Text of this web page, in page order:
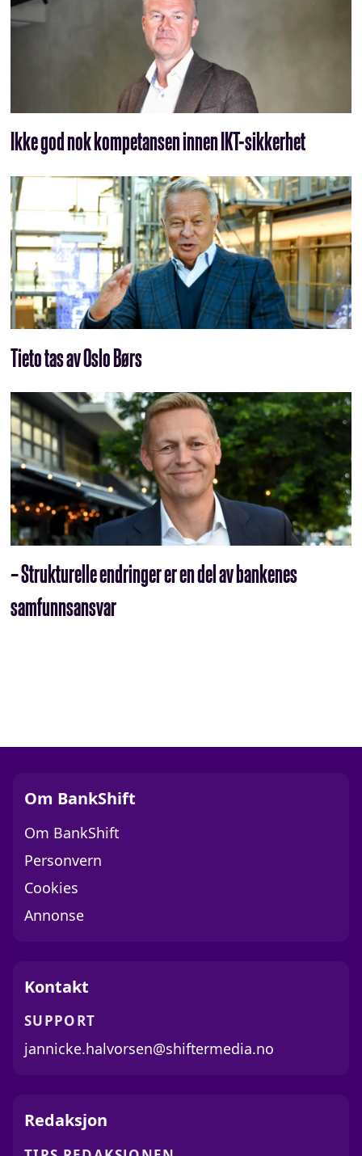
Ikke god nok kompetansen innen IKT-sikkerhet
Tieto tas av Oslo Børs
– Strukturelle endringer er en del av bankenes
samfunnsansvar
Om BankShift
Om BankShift
Personvern
Cookies
Annonse
Kontakt
SUPPORT
jannicke.halvorsen@shiftermedia.no
Redaksjon